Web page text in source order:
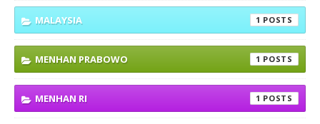
MALAYSIA 1
MENHAN PRABOWO 1
MENHAN RI 1